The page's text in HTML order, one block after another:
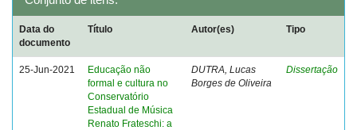
Data do
documento
Título Autor(es) Tipo
25-Jun-2021
Educação não
formal e cultura no
Conservatório
Estadual de Música
Renato Frateschi: a
DUTRA, Lucas
Borges de Oliveira
Dissertação